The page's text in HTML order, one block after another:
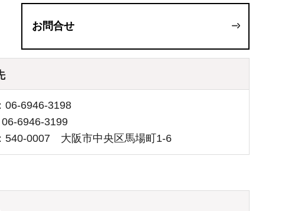
お問合せ
06-6946-3198
6946-3199
540-0007 大阪市中央区馬場町1-6